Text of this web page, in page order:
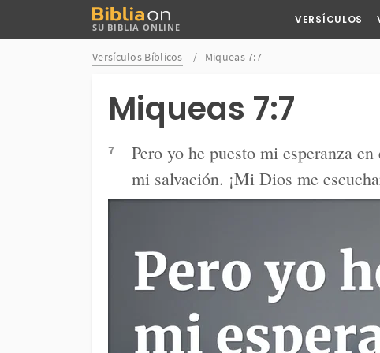
SU BIBLIA ONLINE
VERSÍCULOS
Buscar
Versículos Bíblicos Miqueas 7:7
Miqueas 7:7
7
Pero yo he puesto mi esperanza
mi salvación. ¡Mi Dios me